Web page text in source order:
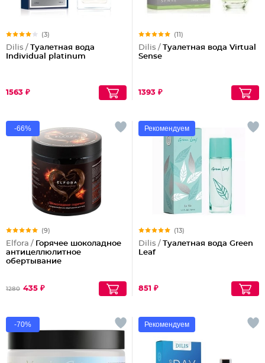
(3)
Dilis / Туалетная вода
Individual platinum
1563 ₽
(11)
Dilis / Туалетная вода Virtual
Sense
1393 ₽
-66%
(9)
Elfora / Горячее шоколадное
антицеллюлитное
обертывание
1280 435 ₽
Рекомендуем
(13)
Dilis / Туалетная вода Green
Leaf
851 ₽
-70% Рекомендуем